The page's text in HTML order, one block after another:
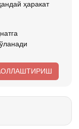
ҳаракат